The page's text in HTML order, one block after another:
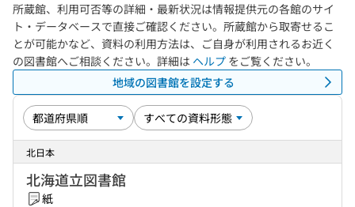
所蔵館、利用可否等の詳細・最新状況は情報提供元の各館のサイ
ト・データベースで直接ご確認ください。所蔵館から取寄せるこ
とが可能かなど、資料の利用方法は、ご自身が利用されるお近く
の図書館へご相談ください。詳細は ヘルプ をご覧ください。
地域の図書館を設定する
北日本
北海道立図書館
紙